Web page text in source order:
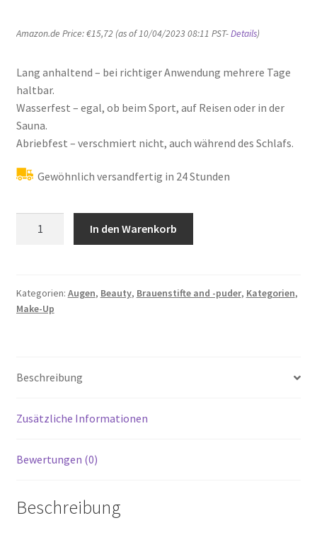
Amazon.de Price:€15,72 (as of 10/04/2023 08:11 PST-Details)
Lang anhaltend – bei richtiger Anwendung mehrere Tage
haltbar.
Wasserfest – egal, ob beim Sport, auf Reisen oder in der
Sauna.
Abriebfest – verschmiert nicht, auch während des Schlafs.
Gewöhnlich versandfertig in 24 Stunden
und
wasserfestes
In den Warenkorb
Kategorien: Augen, Beauty, Brauenstifte and -puder, Kategorien,
Make-Up
Beschreibung
Zusätzliche Informationen
Bewertungen (0)
Beschreibung